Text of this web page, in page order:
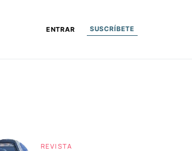
ENTRAR SUSCRÍBETE
REVISTA